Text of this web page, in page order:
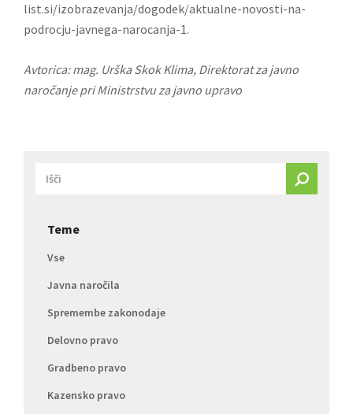
list.si/izobrazevanja/dogodek/aktualne-novosti-na-
podrocju-javnega-narocanja-1.
Avtorica: mag. Urška Skok Klima, Direktorat za javno
naročanje pri Ministrstvu za javno upravo
Teme
Vse
Javna naročila
Spremembe zakonodaje
Delovno pravo
Gradbeno pravo
Kazensko pravo